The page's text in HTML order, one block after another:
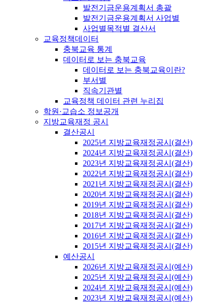
발전기금운용계획서 총괄
발전기금운용계획서 사업별
사업별목적별 결산서
교육정책데이터
충북교육 통계
데이터로 보는 충북교육
데이터로 보는 충북교육이란?
부서별
직속기관별
교육정책 데이터 관련 누리집
학원·교습소 정보공개
지방교육재정 공시
결산공시
2025년 지방교육재정공시(결산)
2024년 지방교육재정공시(결산)
2023년 지방교육재정공시(결산)
2022년 지방교육재정공시(결산)
2021년 지방교육재정공시(결산)
2020년 지방교육재정공시(결산)
2019년 지방교육재정공시(결산)
2018년 지방교육재정공시(결산)
2017년 지방교육재정공시(결산)
2016년 지방교육재정공시(결산)
2015년 지방교육재정공시(결산)
예산공시
2026년 지방교육재정공시(예산)
2025년 지방교육재정공시(예산)
2024년 지방교육재정공시(예산)
2023년 지방교육재정공시(예산)